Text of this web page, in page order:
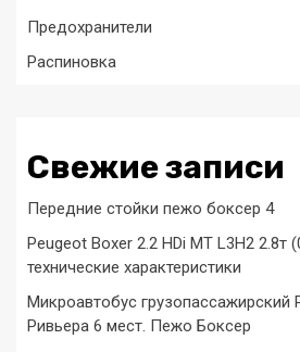
Предохранители
Распиновка
Свежие записи
Передние стойки пежо боксер 4
Peugeot Boxer 2.2 HDi MT L3H2 2.8т
технические характеристики
Микроавтобус грузопассажирский
Ривьера 6 мест. Пежо Боксер